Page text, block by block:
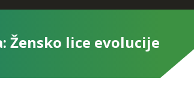
Žensko lice evolucije